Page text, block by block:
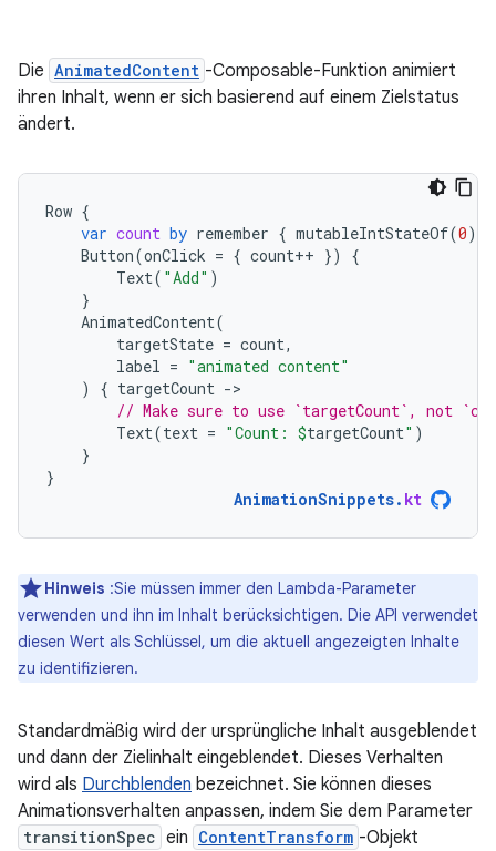
Die AnimatedContent -Composable-Funktion animiert
ihren Inhalt, wenn er sich basierend auf einem Zielstatus
ändert.
Row {
var count by remember { mutableIntStateOf(0)
Button(onClick = { count++ })
{
Text( "Add" )
}
AnimatedContent(
targetState = count,
label = "animated content"
)
{ targetCount -
// Make sure to use `targetCount`, not
Text(text = "Count: $targetCount" )
}
}
AnimationSnippets. kt
Hinweis :Sie müssen immer den Lambda-Parameter
verwenden und ihn im Inhalt berücksichtigen. Die API verwendet
diesen Wert als Schlüssel, um die aktuell angezeigten Inhalte
zu identifizieren.
Standardmäßig wird der ursprüngliche Inhalt ausgeblendet
und dann der Zielinhalt eingeblendet. Dieses Verhalten
wird als Durchblenden bezeichnet. Sie können dieses
Animationsverhalten anpassen, indem Sie dem Parameter
transitionSpec ein ContentTransform -Objekt